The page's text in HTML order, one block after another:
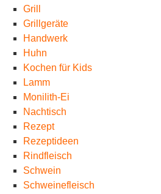
Grill
Grillgeräte
Handwerk
Huhn
Kochen für Kids
Lamm
Monilith-Ei
Nachtisch
Rezept
Rezeptideen
Rindfleisch
Schwein
Schweinefleisch